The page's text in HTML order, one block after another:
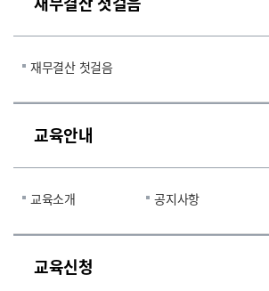
재무결산 첫걸음
교육안내
교육소개 공지사항
교육신청